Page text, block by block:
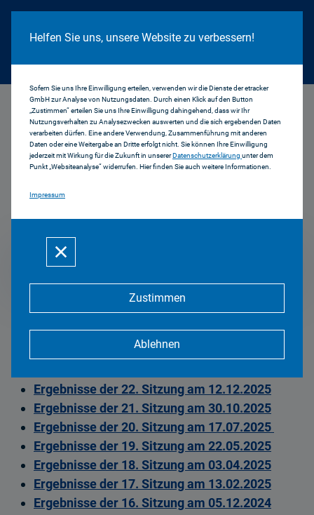
Cookie Hinweis
Helfen Sie uns, unsere Website zu verbessern!
Sofern Sie uns Ihre Einwilligung erteilen, verwenden wir die Dienste der etracker
GmbH zur Analyse von Nutzungsdaten. Durch einen Klick auf den Button
„Zustimmen“ erteilen Sie uns Ihre Einwilligung dahingehend, dass wir Ihr
Nutzungsverhalten zu Analysezwecken auswerten und die sich ergebenden Daten
verarbeiten dürfen. Eine andere Verwendung, Zusammenführung mit anderen
Daten oder eine Weitergabe an Dritte erfolgt nicht. Sie können Ihre Einwilligung
jederzeit mit Wirkung für die Zukunft in unsererDatenschutzerklärung unter dem
Punkt „Websiteanalyse“ widerrufen. Hier finden Sie auch weitere Informationen.
Impressum
Zustimmen
Ablehnen
Ergebnisse 9. Amtsperiode des Medienrats
Ergebnisse der 9.
Amtsperiode des
Medienrats
Mehr zum Thema
Ergebnisse der 26. Sitzung am 16.07.2026
Ergebnisse der 25. Sitzung am 07.05.2026
Ergebnisse der 24. Sitzung am 26.03.2026
Ergebnisse der 22. Sitzung am 12.12.2025
Ergebnisse der 21. Sitzung am 30.10.2025
Ergebnisse der 20. Sitzung am 17.07.2025
Ergebnisse der 19. Sitzung am 22.05.2025
Ergebnisse der 18. Sitzung am 03.04.2025
Ergebnisse der 17. Sitzung am 13.02.2025
Ergebnisse der 16. Sitzung am 05.12.2024